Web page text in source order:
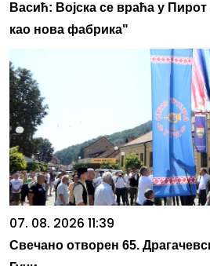
Васић: Војска се враћа у
као нова фабрика"
07. 08. 2026 11:39
Свечано отворен 65.